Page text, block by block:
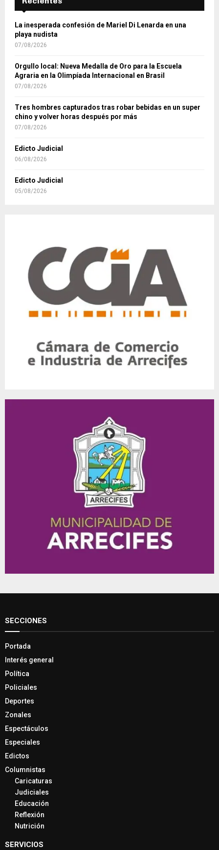
La inesperada confesión de Mariel Di Lenarda en una
playa nudista
07/08/2026
Orgullo local: Nueva Medalla de Oro para la Escuela
Agraria en la Olimpíada Internacional en Brasil
07/08/2026
Tres hombres capturados tras robar bebidas en un super
chino y volver horas después por más
07/08/2026
Edicto Judicial
06/08/2026
Edicto Judicial
05/08/2026
SECCIONES
Portada
Interés general
Política
Policiales
Deportes
Zonales
Espectáculos
Especiales
Edictos
Columnistas
Caricaturas
Judiciales
Educación
Reflexión
Nutrición
SERVICIOS